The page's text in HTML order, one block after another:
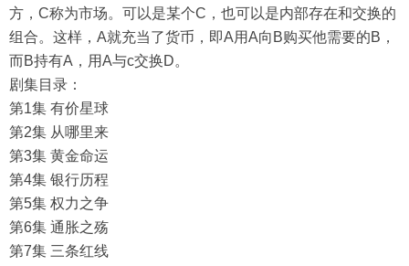
方，C称为市场。可以是某个C，也可以是内部存在和交换的
组合。这样，A就充当了货币，即A用A向B购买他需要的B，
而B持有A，用A与c交换D。
剧集目录：
第1集 有价星球
第2集 从哪里来
第3集 黄金命运
第4集 银行历程
第5集 权力之争
第6集 通胀之殇
第7集 三条红线